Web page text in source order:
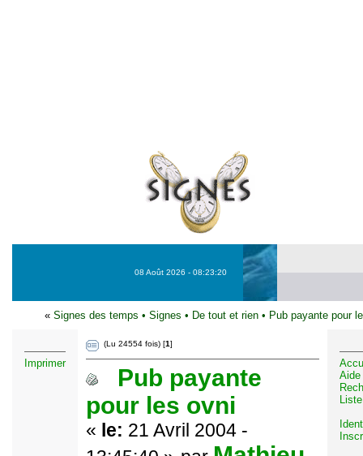
08 Août 2026 - 08:23:20
« Signes des temps • Signes • De tout et rien • Pub payante pour
Imprimer
(Lu 24554 fois) [1]
Pub payante
pour les ovni
« le: 21 Avril 2004 -
Aide